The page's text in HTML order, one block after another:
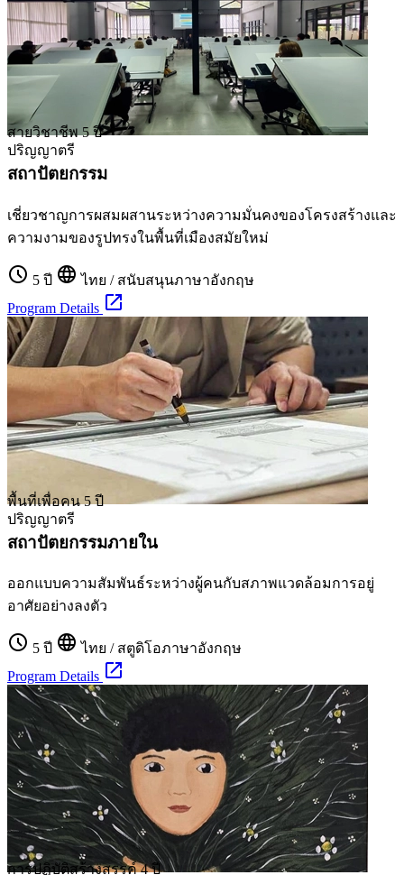
ปริญญาตรี
สายวิชาชีพ 5 ปี
สถาปัตยกรรม
เชี่ยวชาญการผสมผสานระหว่างความมั่นคงของโครงสร้างและ
ความงามของรูปทรงในพื้นที่เมืองสมัยใหม่
schedule 5 ปี language ไทย / สนับสนุนภาษาอังกฤษ
Program Details open_in_new
ปริญญาตรี
พื้นที่เพื่อคน 5 ปี
สถาปัตยกรรมภายใน
ออกแบบความสัมพันธ์ระหว่างผู้คนกับสภาพแวดล้อมการอยู่
อาศัยอย่างลงตัว
schedule 5 ปี language ไทย / สตูดิโอภาษาอังกฤษ
Program Details open_in_new
การปฏิบัติสร้างสรรค์ 4 ปี